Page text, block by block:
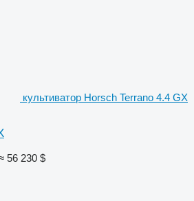
культиватор Horsch Terrano 4.4 GX
56 230 $